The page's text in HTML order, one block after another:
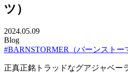
ツ）
2024.05.09
Blog
#BARNSTORMER（バーンストー
正真正銘トラッドなグアジャベー